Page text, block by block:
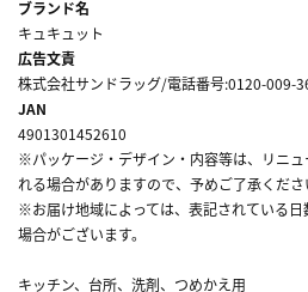
ブランド名
キュキュット
広告文責
株式会社サンドラッグ/電話番号:0120-009-
JAN
4901301452610
※パッケージ・デザイン・内容等は、リニ
れる場合がありますので、予めご了承くださ
※お届け地域によっては、表記されている日
場合がございます。
キッチン、台所、洗剤、つめかえ用